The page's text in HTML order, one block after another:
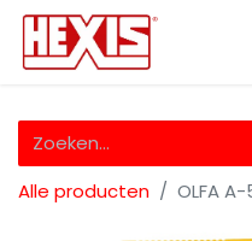
Alle producten OLFA